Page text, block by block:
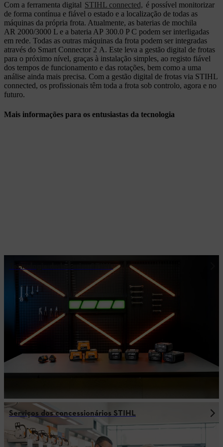
Com a ferramenta digital STIHL connected, é possível monitorizar
de forma contínua e fiável o estado e a localização de todas as
máquinas da própria frota. Atualmente, as baterias de mochila
AR 2000/3000 L e a bateria AP 300.0 P C podem ser interligadas
em rede. Todas as outras máquinas da frota podem ser integradas
através do Smart Connector 2 A. Este leva a gestão digital de frotas
para o próximo nível, graças à instalação simples, ao registo fiável
dos tempos de funcionamento e das rotações, bem como a uma
análise ainda mais precisa. Com a gestão digital de frotas via STIHL
connected, os profissionais têm toda a frota sob controlo, agora e no
futuro.
Mais informações para os entusiastas da tecnologia
Tecnologia de baterias STIHL
Serviços dos concessionários STIHL